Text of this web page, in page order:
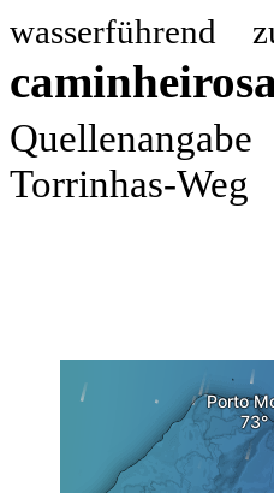
wasserführend
Quellenangabe
Torrinhas-Weg